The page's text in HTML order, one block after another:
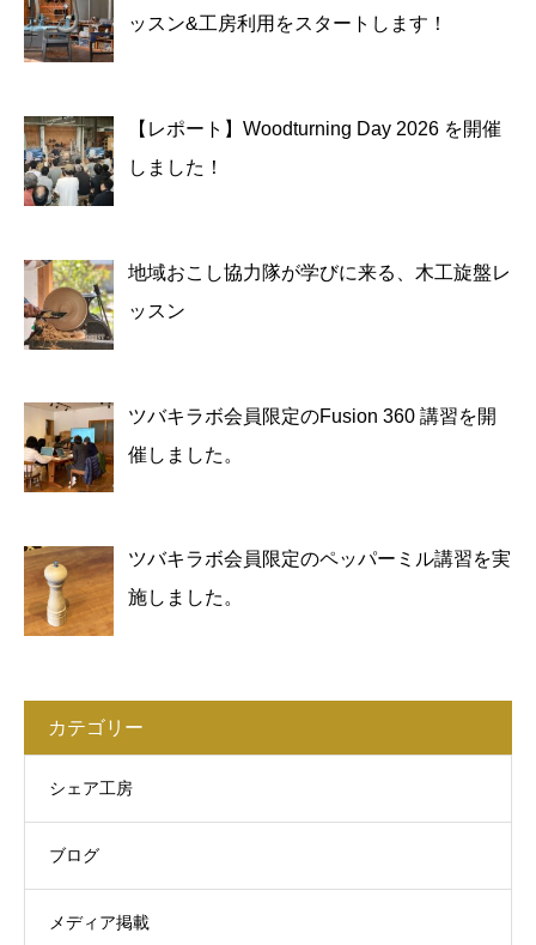
ッスン&工房利用をスタートします！
【レポート】Woodturning Day 2026 を開催
しました！
地域おこし協力隊が学びに来る、木工旋盤レ
ッスン
ツバキラボ会員限定のFusion 360 講習を開
催しました。
ツバキラボ会員限定のペッパーミル講習を実
施しました。
カテゴリー
シェア工房
ブログ
メディア掲載